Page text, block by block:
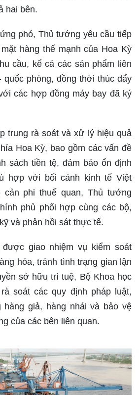
hai bên.
phó, Thủ tướng yêu cầu tiếp
hàng thế mạnh của Hoa Kỳ
cầu, kể cả các sản phẩm liên
quốc phòng, đồng thời thúc đẩy
các hợp đồng máy bay đã ký
trung rà soát và xử lý hiệu quả
Hoa Kỳ, bao gồm các vấn đề
sách tiền tệ, đảm bảo ổn định
hợp với bối cảnh kinh tế Việt
cản phi thuế quan, Thủ tướng
phủ phối hợp cùng các bộ,
và phản hồi sát thực tế.
giao nhiệm vụ kiểm soát
hóa, tránh tình trạng gian lận
sở hữu trí tuệ, Bộ Khoa học
soát các quy định pháp luật,
hàng giả, hàng nhái và bảo vệ
của các bên liên quan.